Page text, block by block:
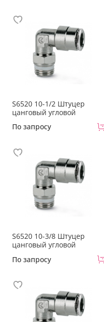
S6520 10-1/2 Штуцер
цанговый угловой
По запросу
S6520 10-3/8 Штуцер
цанговый угловой
По запросу